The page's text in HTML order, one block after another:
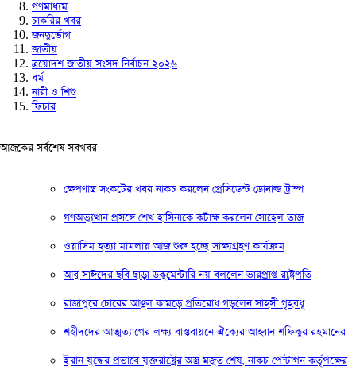
গণমাধ্যম
চাকরির খবর
জনদুর্ভোগ
জাতীয়
ত্রয়োদশ জাতীয় সংসদ নির্বাচন ২০২৬
ধর্ম
নারী ও শিশু
ফিচার
আজকের সর্বশেষ সবখবর
ক্ষেপণাস্ত্র সংকটের খবর নাকচ করলেন প্রেসিডেন্ট ডোনাল্ড ট্রাম্প
গণঅভ্যুত্থান প্রসঙ্গে শেখ হাসিনাকে কটাক্ষ করলেন সোহেল তাজ
ওয়াসিম হত্যা মামলায় আজ শুরু হচ্ছে সাক্ষ্যগ্রহণ কার্যক্রম
আবু সাঈদের ছবি ছাড়া ডকুমেন্টারি নয় বললেন ভারপ্রাপ্ত রাষ্ট্রপতি
রাজাপুরে চোরের আঙুল কামড়ে প্রতিরোধ গড়লেন সাহসী গৃহবধূ
শহীদদের আত্মত্যাগের লক্ষ্য বাস্তবায়নে ঐক্যের আহ্বান শফিকুর রহমানের
ইরান যুদ্ধের প্রভাবে যুক্তরাষ্ট্রের অস্ত্র মজুত শেষ, নাকচ পেন্টাগন কর্তৃপক্ষের